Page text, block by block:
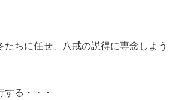
たちに任せ、八戒の説得に専念しよう
する・・・